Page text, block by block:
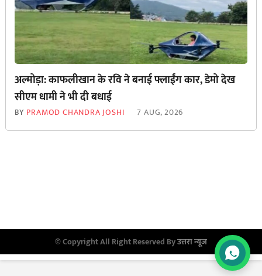
अल्मोड़ा: काफलीखान के रवि ने बनाई फ्लाईंग कार, डेमो देख
सीएम धामी ने भी दी बधाई
BY PRAMOD CHANDRA JOSHI 7 AUG, 2026
© Copyright All Right Reserved Byउत्तरा न्यूज